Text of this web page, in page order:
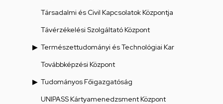
Társadalmi és Civil Kapcsolatok Központja
Távérzékelési Szolgáltató Központ
Természettudományi és Technológiai Kar
Továbbképzési Központ
Tudományos Főigazgatóság
UNIPASS Kártyamenedzsment Központ